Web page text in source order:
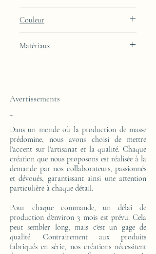
: 29cm
Couleur
intégration de feuille d'or 24k
Matériaux
Avertissements
-
Dans un monde où la production de masse
prédomine, nous avons choisi de mettre
l'accent sur l'artisanat et la qualité. Chaque
création que nous proposons est réalisée à la
demande par nos collaborateurs, passionnés
et dévoués, garantissant ainsi une attention
particulière à chaque détail.
Pour chaque commande, un délai de
production d'environ 3 mois est prévu. Cela
peut sembler long, mais c'est un gage de
qualité. Contrairement aux produits
fabriqués en série, nos créations nécessitent